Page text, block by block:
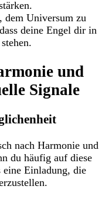
dem Universum zu
deine Engel dir in
und
Signale
nach Harmonie und
du häufig auf diese
eine Einladung, die